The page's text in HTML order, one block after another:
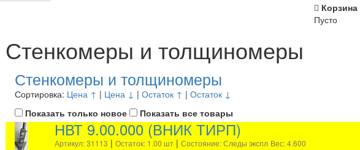
Корзина
Пусто
Стенкомеры и толщиномеры
Стенкомеры и толщиномеры
Сортировка: Цена ↑ | Цена ↓ | Остаток ↑ | Остаток ↓
Показать только новое
Показать все товары
НВТ 9.00.000 (ВНИК ТИРП)
Артикул: 31113 | Остаток: 1.00 шт| Состояние: Следы экспл Вес: 4.600